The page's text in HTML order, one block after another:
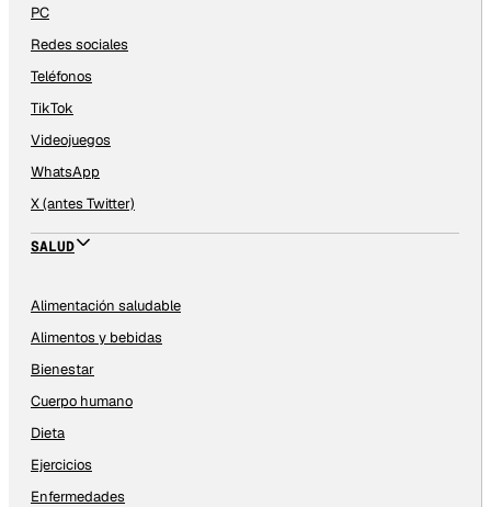
PC
Redes sociales
Teléfonos
TikTok
Videojuegos
WhatsApp
X (antes Twitter)
SALUD
Alimentación saludable
Alimentos y bebidas
Bienestar
Cuerpo humano
Dieta
Ejercicios
Enfermedades